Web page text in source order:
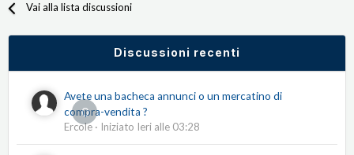
Vai alla lista discussioni
Discussioni recenti
0
Avete una bacheca annunci o un mercatino di
compra-vendita ?
Ercole · Iniziato Ieri alle 03:28